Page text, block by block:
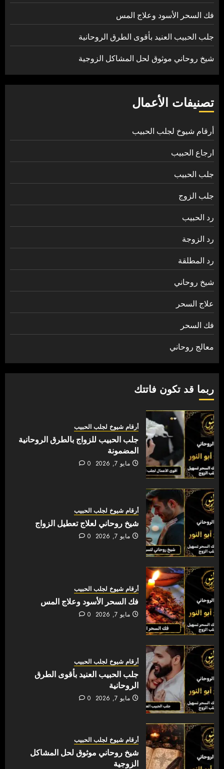
فك السحر الأسود وعلاج المس
جلب الحبيب العنيد بأقوى الطرق الروحانية
شيخ روحاني موثوق لحل المشاكل الزوجية
تصنيفات الأعمال
أرقام شيوخ لجلب الحبيب
ارجاع الحبيب
جلب الحبيب
جلب الزوج
رد الحبيب
رد الزوجة
رد المطلقة
شيخ روحاني
علاج السحر
فك السحر
معالج روحاني
ربما قد تكون فاتتك
أرقام شيوخ لجلب الحبيب
جلب الحبيب للزواج بالطرق الروحانية
المضمونة
مايو 7, 2026 0
أرقام شيوخ لجلب الحبيب
شيخ روحاني لعلاج تعطيل الزواج
مايو 7, 2026 0
أرقام شيوخ لجلب الحبيب
فك السحر الأسود وعلاج المس
مايو 7, 2026 0
أرقام شيوخ لجلب الحبيب
جلب الحبيب العنيد بأقوى الطرق
الروحانية
مايو 7, 2026 0
أرقام شيوخ لجلب الحبيب
شيخ روحاني موثوق لحل المشاكل
الزوجية